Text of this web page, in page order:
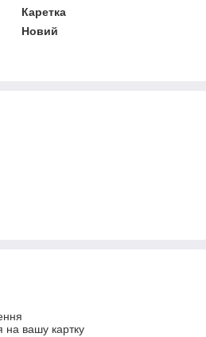
Каретка
Новий
на вашу картку